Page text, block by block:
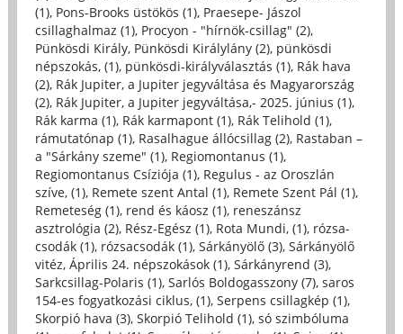
(1), Pons-Brooks üstökös (1), Praesepe- Jászol
csillaghalmaz (1), Procyon - "hírnök-csillag" (2),
Pünkösdi Király, Pünkösdi Királylány (2), pünkösdi
népszokás, (1), pünkösdi-királyválasztás (1), Rák hava
(2), Rák Jupiter, a Jupiter jegyváltása és Magyarország
(2), Rák Jupiter, a Jupiter jegyváltása,- 2025. június (1),
Rák karma (1), Rák karmapont (1), Rák Telihold (1),
rámutatónap (1), Rasalhague állócsillag (2), Rastaban –
a "Sárkány szeme" (1), Regiomontanus (1),
Regiomontanus Csíziója (1), Regulus - az Oroszlán
szíve, (1), Remete szent Antal (1), Remete Szent Pál (1),
Remeteség (1), rend és káosz (1), reneszánsz
asztrológia (2), Rész-Egész (1), Rota Mundi, (1), rózsa-
csodák (1), rózsacsodák (1), Sárkányölő (3), Sárkányölő
vitéz, Április 24. népszokások (1), Sárkányrend (3),
Sarkcsillag-Polaris (1), Sarlós Boldogasszony (7), saros
154-es fogyatkozási ciklus, (1), Serpens csillagkép (1),
Skorpió hava (3), Skorpió Telihold (1), só szimbóluma